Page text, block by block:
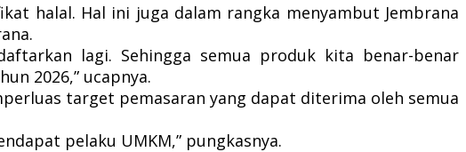
halal. Hal ini juga dalam rangka menyambut Jembrana
lagi. Sehingga semua produk kita benar-benar
2026,” ucapnya.
target pemasaran yang dapat diterima oleh semua
pelaku UMKM,” pungkasnya.